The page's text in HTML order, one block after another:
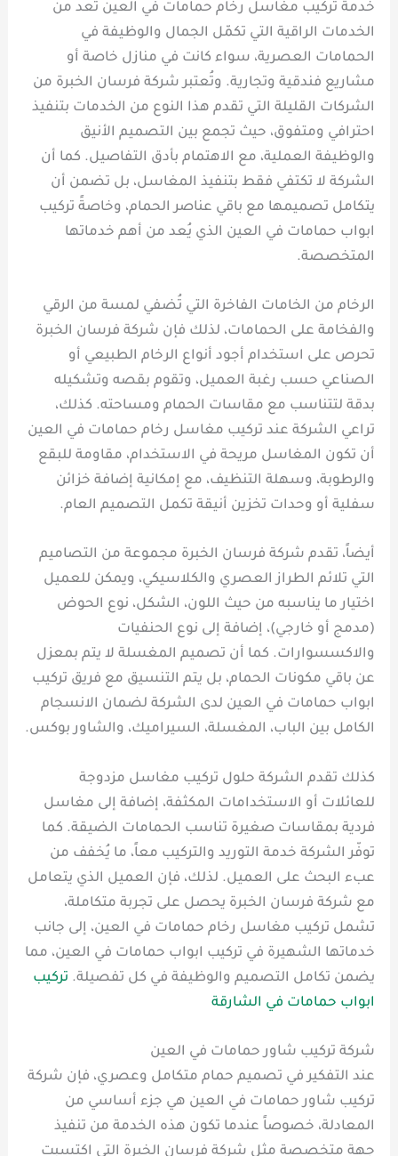
خدمة تركيب مغاسل رخام حمامات في العين تُعد من
الخدمات الراقية التي تكمّل الجمال والوظيفة في
الحمامات العصرية، سواء كانت في منازل خاصة أو
مشاريع فندقية وتجارية. وتُعتبر شركة فرسان الخبرة من
الشركات القليلة التي تقدم هذا النوع من الخدمات بتنفيذ
احترافي ومتفوق، حيث تجمع بين التصميم الأنيق
والوظيفة العملية، مع الاهتمام بأدق التفاصيل. كما أن
الشركة لا تكتفي فقط بتنفيذ المغاسل، بل تضمن أن
يتكامل تصميمها مع باقي عناصر الحمام، وخاصةً تركيب
ابواب حمامات في العين الذي يُعد من أهم خدماتها
المتخصصة.
الرخام من الخامات الفاخرة التي تُضفي لمسة من الرقي
والفخامة على الحمامات، لذلك فإن شركة فرسان الخبرة
تحرص على استخدام أجود أنواع الرخام الطبيعي أو
الصناعي حسب رغبة العميل، وتقوم بقصه وتشكيله
بدقة لتتناسب مع مقاسات الحمام ومساحته. كذلك،
تراعي الشركة عند تركيب مغاسل رخام حمامات في العين
أن تكون المغاسل مريحة في الاستخدام، مقاومة للبقع
والرطوبة، وسهلة التنظيف، مع إمكانية إضافة خزائن
سفلية أو وحدات تخزين أنيقة تكمل التصميم العام.
أيضاً، تقدم شركة فرسان الخبرة مجموعة من التصاميم
التي تلائم الطراز العصري والكلاسيكي، ويمكن للعميل
اختيار ما يناسبه من حيث اللون، الشكل، نوع الحوض
(مدمج أو خارجي)، إضافة إلى نوع الحنفيات
والاكسسوارات. كما أن تصميم المغسلة لا يتم بمعزل
عن باقي مكونات الحمام، بل يتم التنسيق مع فريق تركيب
ابواب حمامات في العين لدى الشركة لضمان الانسجام
الكامل بين الباب، المغسلة، السيراميك، والشاور بوكس.
كذلك تقدم الشركة حلول تركيب مغاسل مزدوجة
للعائلات أو الاستخدامات المكثفة، إضافة إلى مغاسل
فردية بمقاسات صغيرة تناسب الحمامات الضيقة. كما
توفّر الشركة خدمة التوريد والتركيب معاً، ما يُخفف من
عبء البحث على العميل. لذلك، فإن العميل الذي يتعامل
مع شركة فرسان الخبرة يحصل على تجربة متكاملة،
تشمل تركيب مغاسل رخام حمامات في العين، إلى جانب
خدماتها الشهيرة في تركيب ابواب حمامات في العين، مما
يضمن تكامل التصميم والوظيفة في كل تفصيلة. تركيب
ابواب حمامات في الشارقة
شركة تركيب شاور حمامات في العين
عند التفكير في تصميم حمام متكامل وعصري، فإن شركة
تركيب شاور حمامات في العين هي جزء أساسي من
المعادلة، خصوصاً عندما تكون هذه الخدمة من تنفيذ
جهة متخصصة مثل شركة فرسان الخبرة التي اكتسبت